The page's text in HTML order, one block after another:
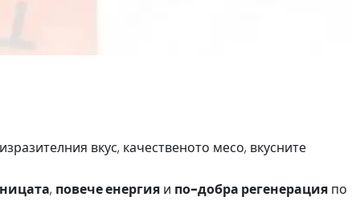
вкус, качественото месо, вкусните
, повече енергия и по-добра регенерация по